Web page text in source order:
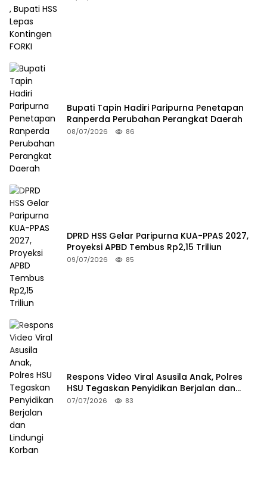
Bupati Tapin Hadiri Paripurna Penetapan
Ranperda Perubahan Perangkat Daerah
08/07/2026 86
DPRD HSS Gelar Paripurna KUA-PPAS 2027,
Proyeksi APBD Tembus Rp2,15 Triliun
09/07/2026 85
Respons Video Viral Asusila Anak, Polres
HSU Tegaskan Penyidikan Berjalan dan
Lindungi Korban
07/07/2026 83